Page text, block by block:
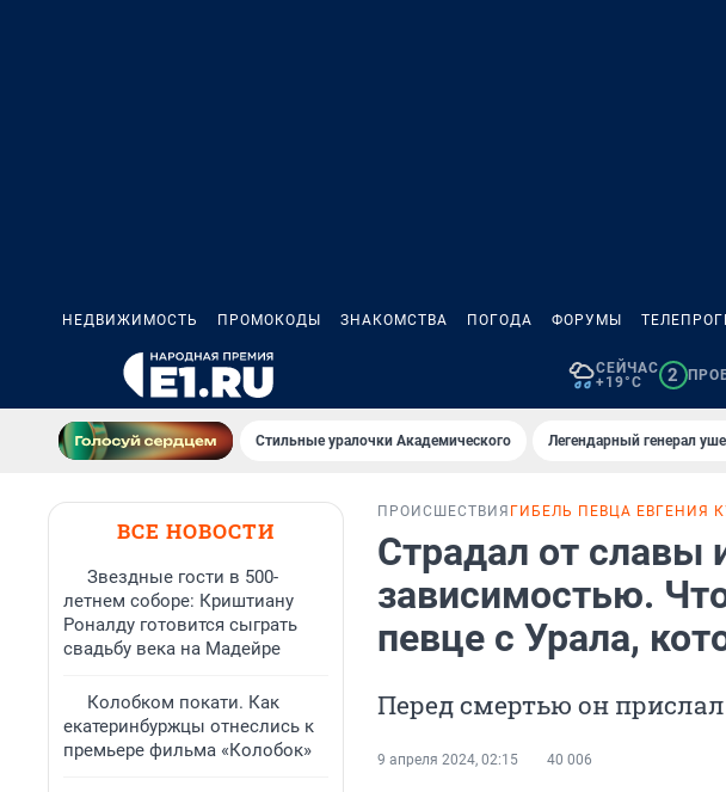
НЕДВИЖИМОСТЬ ПРОМОКОДЫ ЗНАКОМСТВА ПОГОДА ФОРУМЫ
СЕЙЧАС
+19°C
2
Стильные уралочки Академического Легендарный генерал
ВСЕ НОВОСТИ
Звездные гости в 500-
летнем соборе: Криштиану
Роналду готовится сыграть
свадьбу века на Мадейре
Колобком покати. Как
екатеринбуржцы отнеслись к
премьере фильма «Колобок»
ПРОИСШЕСТВИЯ ГИБЕЛЬ ПЕВЦА ЕВГЕНИЯ
Страдал от славы
зависимостью.
певце с Урала,
Перед смертью он
9 апреля 2024, 02:15 40 006